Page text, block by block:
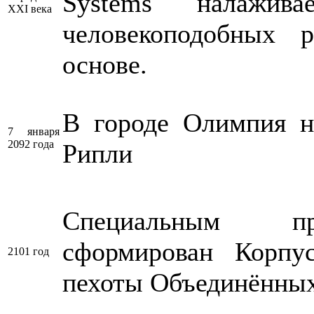
XXI века
человекоподобных
основе.
7 января
2092 года
В городе Олимпия
Рипли
2101 год
Специальным
сформирован
пехоты